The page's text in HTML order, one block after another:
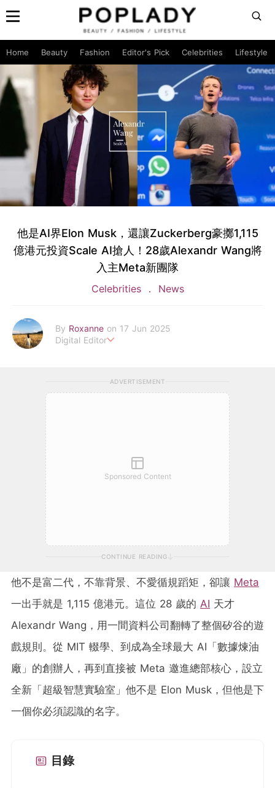
Home Beauty Fashion Editor's Pick Celebrities Lifestyle
他是AI界Elon Musk，還讓Zuckerberg豪擲1,115
億港元投資Scale AI搶人！28歲Alexandr Wang將
入主Meta新團隊
Celebrities News
By Roxanne on 17 Jun 2025
Digital Editor
roxanne.lee@poplady-mag.com
ADVERTISEMENT
Sponsored Content
CONTINUE READING
他不是富二代，不靠背景、不愛循規蹈矩，卻讓 Meta
一出手就是 1,115 億港元。這位 28 歲的 AI 天才
Alexandr Wang，用一間資料公司翻轉了整個矽谷的遊
戲規則。從 MIT 輟學、到成為全球最大 AI「數據煉油
廠」的創辦人，再到直接被 Meta 邀進總部核心，設立
全新「超級智慧實驗室」他不是 Elon Musk，但他是下
一個你必須認識的名字。
目錄